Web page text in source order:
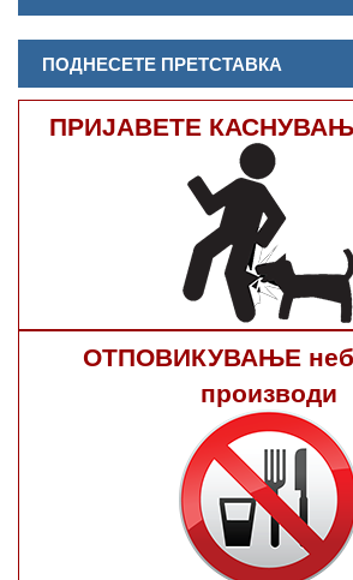
ПОДНЕСЕТЕ ПРЕТСТАВКА
ПРИЈАВЕТЕ
ОТПОВИКУВАЊЕ
производи